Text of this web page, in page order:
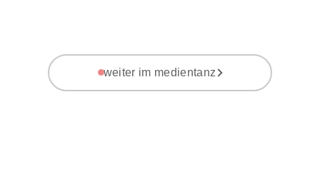
weiter im medientanz